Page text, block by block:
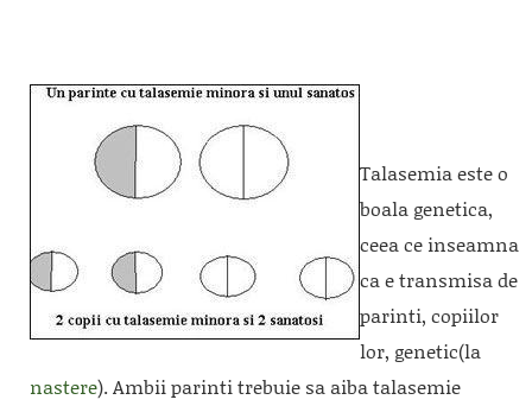
Talasemia este o
boala genetica,
ceea ce inseamna
ca e transmisa de
parinti, copiilor
lor, genetic(la
nastere). Ambii parinti trebuie sa aiba talasemie